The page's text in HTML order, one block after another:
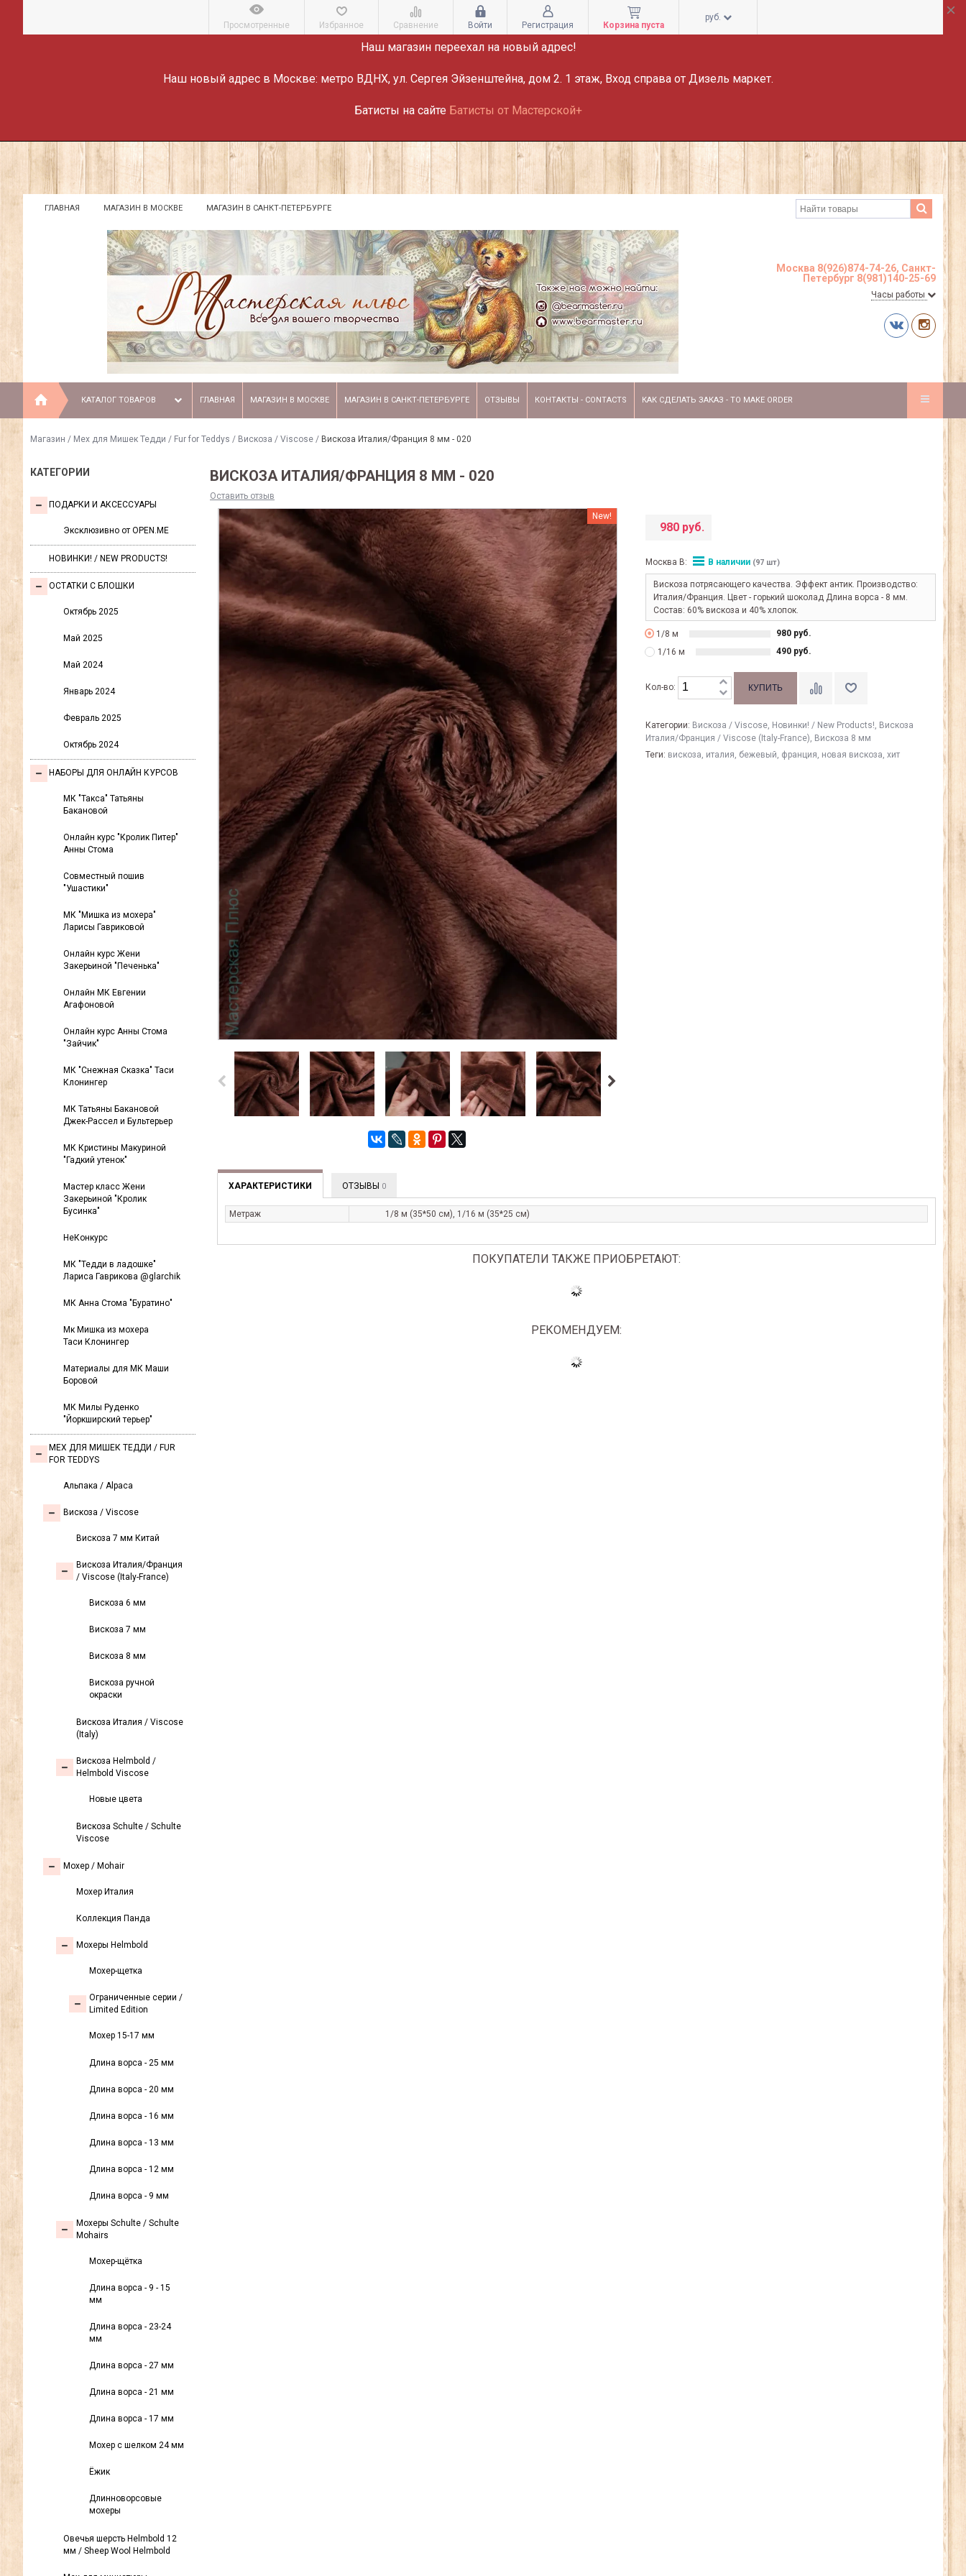
ВНИМАНИЕ!
Наш магазин переехал на новый адрес!
Наш новый адрес в Москве: метро ВДНХ, ул. Сергея Эйзенштейна, дом 2. 1 этаж, Вход справа от Дизель маркет.
Батисты на сайте Батисты от Мастерской+
Просмотренные Избранное Сравнение Войти Регистрация Корзина пуста
руб.
ГЛАВНАЯ МАГАЗИН В МОСКВЕ МАГАЗИН В САНКТ-ПЕТЕРБУРГЕ
Москва 8(926)874-74-26, Санкт-
Петербург 8(981)140-25-69
Часы работы
КАТАЛОГ ТОВАРОВ ГЛАВНАЯ МАГАЗИН В МОСКВЕ МАГАЗИН В САНКТ-ПЕТЕРБУРГЕ ОТЗЫВЫ КОНТАКТЫ - CONTACTS КАК СДЕЛАТЬ ЗАКАЗ - TO MAKE ORDER
Магазин / Мех для Мишек Тедди / Fur for Teddys / Вискоза / Viscose / Вискоза Италия/Франция 8 мм - 020
КАТЕГОРИИ
ПОДАРКИ И АКСЕССУАРЫ
Эксклюзивно от OPEN.ME
НОВИНКИ! / NEW PRODUCTS!
ОСТАТКИ С БЛОШКИ
Октябрь 2025
Май 2025
Май 2024
Январь 2024
Февраль 2025
Октябрь 2024
НАБОРЫ ДЛЯ ОНЛАЙН КУРСОВ
МК "Такса" Татьяны
Бакановой
Онлайн курс "Кролик Питер"
Анны Стома
Совместный пошив
"Ушастики"
МК "Мишка из мохера"
Ларисы Гавриковой
Онлайн курс Жени
Закерьиной "Печенька"
Онлайн МК Евгении
Агафоновой
Онлайн курс Анны Стома
"Зайчик"
МК "Снежная Сказка" Таси
Клонингер
МК Татьяны Бакановой
Джек-Рассел и Бультерьер
МК Кристины Макуриной
"Гадкий утенок"
Мастер класс Жени
Закерьиной "Кролик
Бусинка"
НеКонкурс
МК "Тедди в ладошке"
Лариса Гаврикова @glarchik
МК Анна Стома "Буратино"
Мк Мишка из мохера
Таси Клонингер
Материалы для МК Маши
Боровой
МК Милы Руденко
"Йоркширский терьер"
МЕХ ДЛЯ МИШЕК ТЕДДИ / FUR
FOR TEDDYS
Альпака / Alpaca
Вискоза / Viscose
Вискоза 7 мм Китай
Вискоза Италия/Франция
/ Viscose (Italy-France)
Вискоза 6 мм
Вискоза 7 мм
Вискоза 8 мм
Вискоза ручной
окраски
Вискоза Италия / Viscose
(Italy)
Вискоза Helmbold /
Helmbold Viscose
Новые цвета
Вискоза Sсhulte / Schulte
Viscose
Моxер / Mohair
Мохер Италия
Коллекция Панда
Мохеры Helmbold
Мохер-щетка
Ограниченные серии /
Limited Edition
Мохер 15-17 мм
Длина ворса - 25 мм
Длина ворса - 20 мм
Длина ворса - 16 мм
Длина ворса - 13 мм
Длина ворса - 12 мм
Длина ворса - 9 мм
Мохеры Sсhulte / Schulte
Mohairs
Мохер-щётка
Длина ворса - 9 - 15
мм
Длина ворса - 23-24
мм
Длина ворса - 27 мм
Длина ворса - 21 мм
Длина ворса - 17 мм
Мохер с шелком 24 мм
Ёжик
Длинноворсовые
мохеры
Овечья шерсть Helmbold 12
мм / Sheep Wool Helmbold
ВИСКОЗА ИТАЛИЯ/ФРАНЦИЯ 8 ММ - 020
Оставить отзыв
New!
980 руб.
Москва В: В наличии (97 шт)
Вискоза потрясающего качества. Эффект антик. Производство:
Италия/Франция. Цвет - горький шоколад Длина ворса - 8 мм.
Состав: 60% вискоза и 40% хлопок.
1/8 м
980 руб.
1/16 м
490 руб.
Кол-во:
Категории: Вискоза / Viscose, Новинки! / New Products!, Вискоза
Италия/Франция / Viscose (Italy-France), Вискоза 8 мм
Теги: вискоза, италия, бежевый, франция, новая вискоза, хит
ХАРАКТЕРИСТИКИ ОТЗЫВЫ 0
Метраж 1/8 м (35*50 см), 1/16 м (35*25 см)
ПОКУПАТЕЛИ ТАКЖЕ ПРИОБРЕТАЮТ:
РЕКОМЕНДУЕМ: